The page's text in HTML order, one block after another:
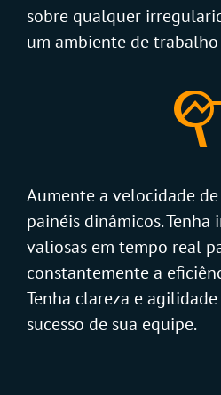
sobre qualquer
um ambiente de
Aumente a velocidade
painéis dinâmicos. Tenha
valiosas em tempo real
constantemente a
Tenha clareza e
sucesso de sua equipe.